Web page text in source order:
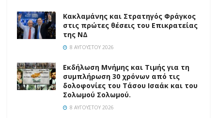
Κακλαμάνης και Στρατηγός Φράγκος
στις πρώτες θέσεις του Επικρατείας
της ΝΔ
8 ΑΥΓΟΎΣΤΟΥ 2026
Εκδήλωση Μνήμης και Τιμής για τη
συμπλήρωση 30 χρόνων από τις
δολοφονίες του Τάσου Ισαάκ και του
Σολωμού Σολωμού.
8 ΑΥΓΟΎΣΤΟΥ 2026